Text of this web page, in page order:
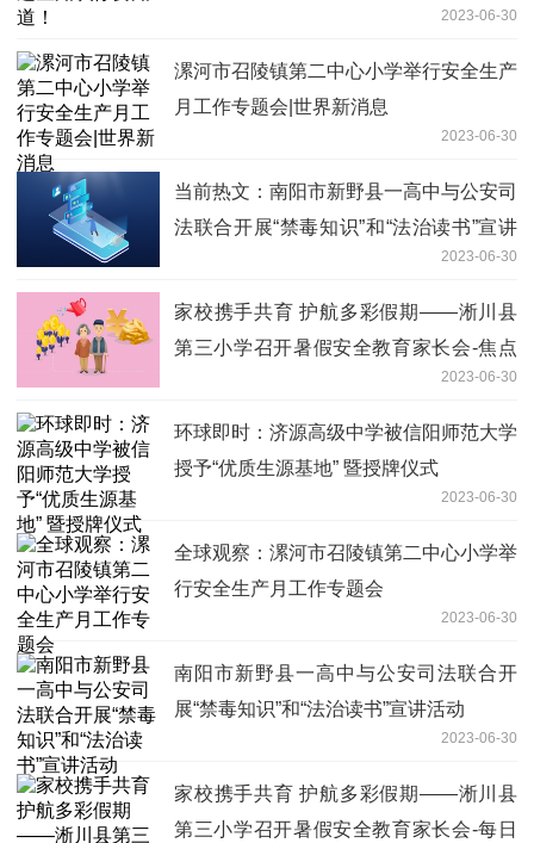
2023-06-30
漯河市召陵镇第二中心小学举行安全生产
月工作专题会|世界新消息
2023-06-30
当前热文：南阳市新野县一高中与公安司
法联合开展“禁毒知识”和“法治读书”宣讲
2023-06-30
家校携手共育 护航多彩假期——淅川县
第三小学召开暑假安全教育家长会-焦点
2023-06-30
环球即时：济源高级中学被信阳师范大学
授予“优质生源基地” 暨授牌仪式
2023-06-30
全球观察：漯河市召陵镇第二中心小学举
行安全生产月工作专题会
2023-06-30
南阳市新野县一高中与公安司法联合开
展“禁毒知识”和“法治读书”宣讲活动
2023-06-30
家校携手共育 护航多彩假期——淅川县
第三小学召开暑假安全教育家长会-每日